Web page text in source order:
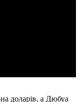
доларів, а Дюбуа